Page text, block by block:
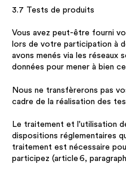
3.7 Tests de produits
Vous avez peut-être fourni
lors de votre participation à
avons menés via les réseaux
données pour mener à bien
Nous ne transfèrerons pas
cadre de la réalisation des
Le traitement et l'utilisation
dispositions réglementaires
traitement est nécessaire
participez (article 6,